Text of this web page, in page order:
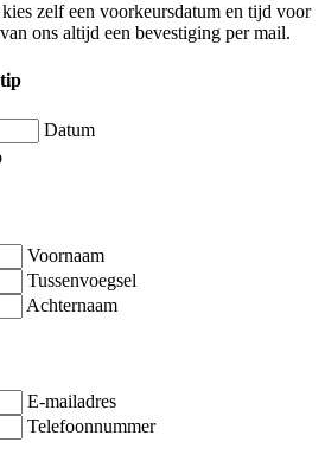
zelf een voorkeursdatum en tijd voor
ons altijd een bevestiging per mail.
Datum
Voornaam
Tussenvoegsel
Achternaam
E-mailadres
Telefoonnummer